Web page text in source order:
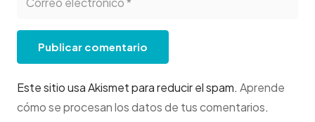
Publicar comentario
Este sitio usa Akismet para reducir el spam. Aprende
cómo se procesan los datos de tus comentarios.